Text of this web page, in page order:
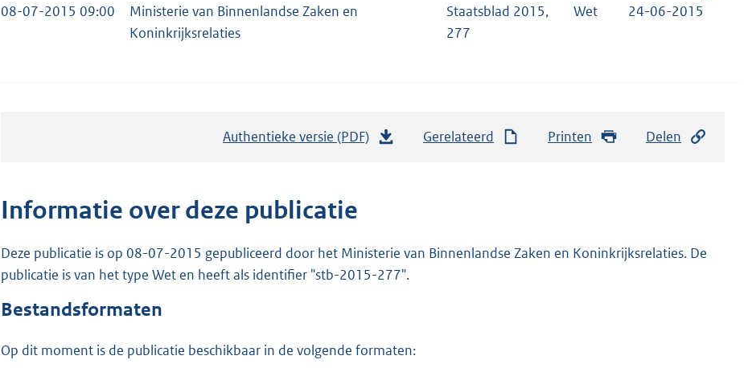
08-07-2015 09:00
Ministerie van Binnenlandse Zaken en
Koninkrijksrelaties
Staatsblad 2015,
277
Wet 24-06-2015
Authentieke versie (PDF)
n
d
o
Gerelateerd Printen Delen
Informatie over deze publicatie
Deze publicatie is op 08-07-2015 gepubliceerd door het Ministerie van Binnenlandse Zaken en Koninkrijksrelaties. De
publicatie is van het type Wet en heeft als identifier "stb-2015-277".
Bestandsformaten
Op dit moment is de publicatie beschikbaar in de volgende formaten: